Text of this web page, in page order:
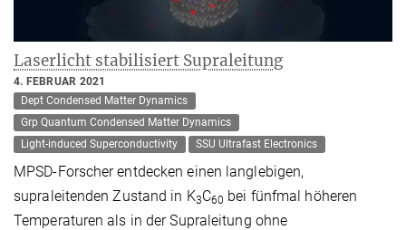
Laserlicht stabilisiert Supraleitung
4. FEBRUAR 2021
Dept Condensed Matter Dynamics
Grp Quantum Condensed Matter Dynamics
Light-induced Superconductivity
SSU Ultrafast Electronics
MPSD-Forscher entdecken einen langlebigen,
supraleitenden Zustand in K3C60 bei fünfmal höheren
Temperaturen als in der Supraleitung ohne